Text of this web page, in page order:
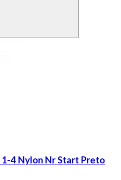
4 Nylon Nr Start Preto